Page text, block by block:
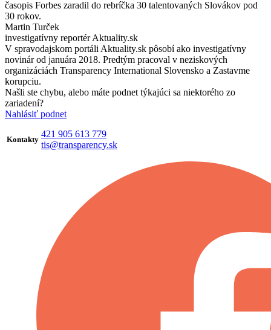
časopis Forbes zaradil do rebríčka 30 talentovaných Slovákov pod
30 rokov.
Martin Turček
investigatívny reportér Aktuality.sk
V spravodajskom portáli Aktuality.sk pôsobí ako investigatívny
novinár od januára 2018. Predtým pracoval v neziskových
organizáciách Transparency International Slovensko a Zastavme
korupciu.
Našli ste chybu, alebo máte podnet týkajúci sa niektorého zo
zariadení?
Nahlásiť podnet
Kontakty
421 905 613 779
tis@transparency.sk